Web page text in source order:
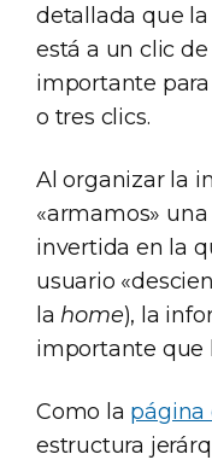
detallada que
está a un clic de
importante
o tres clics.
Al organizar la
«armamos»
invertida en la
usuario
la home), la
importante que
Como la página
estructura